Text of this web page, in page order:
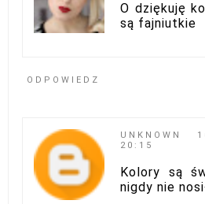
O dziękuję
są fajniutkie
ODPOWIEDZ
UNKNOWN
20:15
Kolory są
nigdy nie